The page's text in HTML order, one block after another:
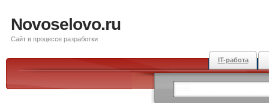
Novoselovo.ru
Сайт в процессе разработки
IT-работа